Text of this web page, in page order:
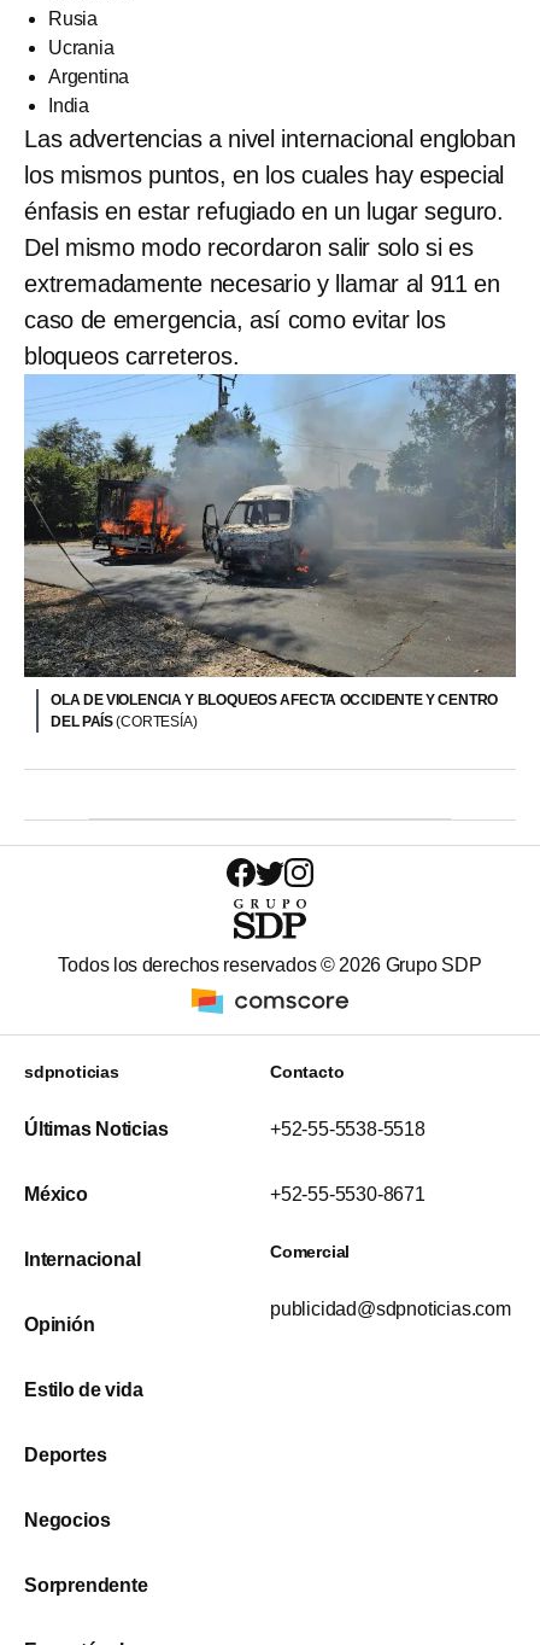
Rusia
Ucrania
Argentina
India
Las advertencias a nivel internacional engloban
los mismos puntos, en los cuales hay especial
énfasis en estar refugiado en un lugar seguro.
Del mismo modo recordaron salir solo si es
extremadamente necesario y llamar al 911 en
caso de emergencia, así como evitar los
bloqueos carreteros.
OLA DE VIOLENCIA Y BLOQUEOS AFECTA OCCIDENTE Y CENTRO
DEL PAÍS(CORTESÍA)
Todos los derechos reservados © 2026 Grupo SDP
sdpnoticias
Últimas Noticias
México
Internacional
Opinión
Estilo de vida
Deportes
Negocios
Sorprendente
Contacto
+52-55-5538-5518
+52-55-5530-8671
Comercial
publicidad@sdpnoticias.com